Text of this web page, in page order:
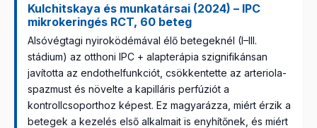
Kulchitskaya és munkatársai (2024) – IPC
mikrokeringés RCT, 60 beteg
Alsóvégtagi nyiroködémával élő betegeknél (I–III.
stádium) az otthoni IPC + alapterápia szignifikánsan
javította az endothelfunkciót, csökkentette az arteriola-
spazmust és növelte a kapilláris perfúziót a
kontrollcsoporthoz képest. Ez magyarázza, miért érzik a
betegek a kezelés első alkalmait is enyhítőnek, és miért